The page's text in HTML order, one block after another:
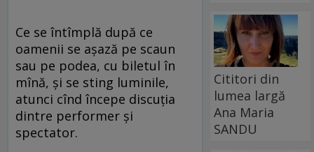
Ce se întîmplă după ce
oamenii se așază pe scaun
sau pe podea, cu biletul în
mînă, și se sting luminile,
atunci cînd începe discuția
dintre performer și
spectator.
Cititori din
lumea largă
Ana Maria
SANDU